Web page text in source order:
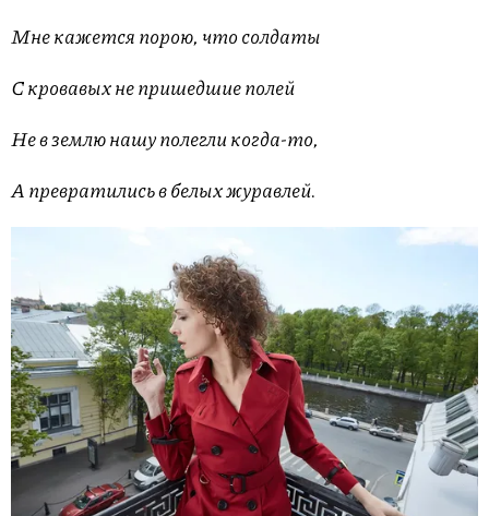
Мне кажется порою, что солдаты
С кровавых не пришедшие полей
Не в землю нашу полегли когда-то,
А превратились в белых журавлей.